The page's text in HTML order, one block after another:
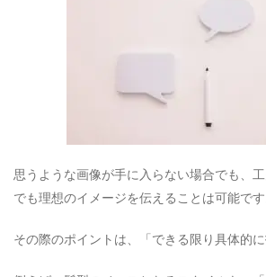
思うような画像が手に入らない場合でも、
でも理想のイメージを伝えることは可能です
その際のポイントは、「できる限り具体的に